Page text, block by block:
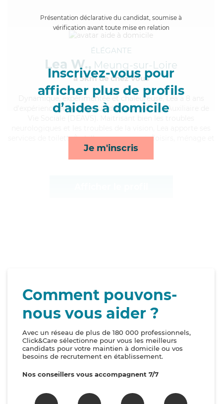
Présentation déclarative du candidat, soumise à
vérification avant toute mise en relation
Inscrivez-vous pour
afficher plus de profils
d’aides à domicile
Je m'inscris
ÉLÉGANTE
Lea W., Meung-sur-Loire
à 5km de chez Vous
, expérimentée et chaleureuse, Lea a 8 ans
d'expérience et possède un diplôme d'État d'Auxiliaire de
services de toilette/habillage, compagnie/loisirs, ménage et
transports*
Comment pouvons-
nous vous aider ?
Avec un réseau de plus de 180 000 professionnels,
Click&Care sélectionne pour vous les meilleurs
candidats pour votre maintien à domicile ou vos
besoins de recrutement en établissement.
Nos conseillers vous accompagnent 7/7